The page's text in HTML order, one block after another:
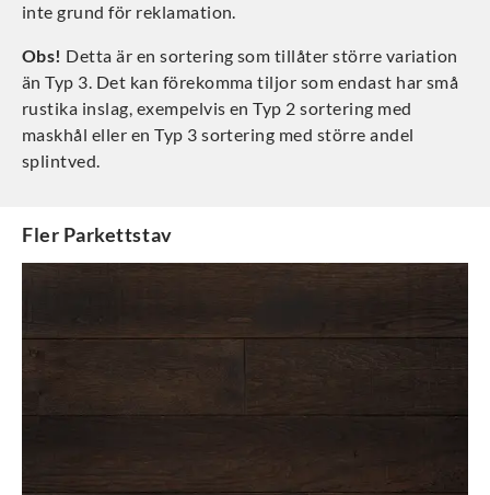
inte grund för reklamation.
Obs! Detta är en sortering som tillåter större variation
än Typ 3. Det kan förekomma tiljor som endast har små
rustika inslag, exempelvis en Typ 2 sortering med
maskhål eller en Typ 3 sortering med större andel
splintved.
Fler Parkettstav